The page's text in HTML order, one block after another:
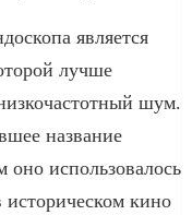
является
лучше
шум.
название
оно использовалось
кино